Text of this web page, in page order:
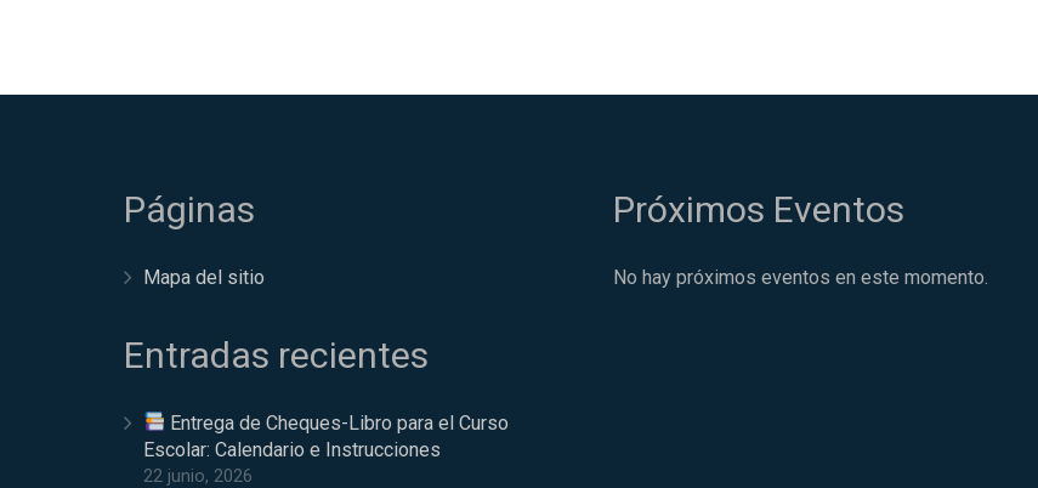
Páginas
Mapa del sitio
Entradas recientes
Entrega de Cheques-Libro para el Curso
Escolar: Calendario e Instrucciones
22 junio, 2026
Próximos Eventos
No hay próximos eventos en este momento.